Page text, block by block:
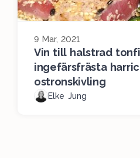
9 Mar, 2021
Vin till halstrad
ingefärsfrästa
ostronskivling
Elke Jung